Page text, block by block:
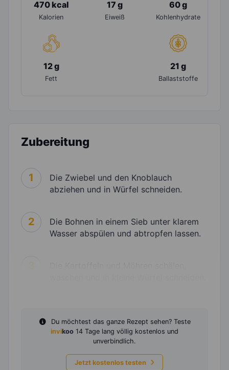
470 kcal
Kalorien
17 g
Eiweiß
60 g
Kohlenhydrate
12 g
Fett
21 g
Ballaststoffe
Zubereitung
1
Die Zwiebel und den Knoblauch
abziehen und in Würfel schneiden.
2
Die Bohnen in einem Sieb unter klarem
Wasser abspülen und abtropfen lassen.
Du möchtest das ganze Rezept sehen? Teste
invikoo 14 Tage lang völlig kostenlos und
unverbindlich.
Jetzt kostenlos testen